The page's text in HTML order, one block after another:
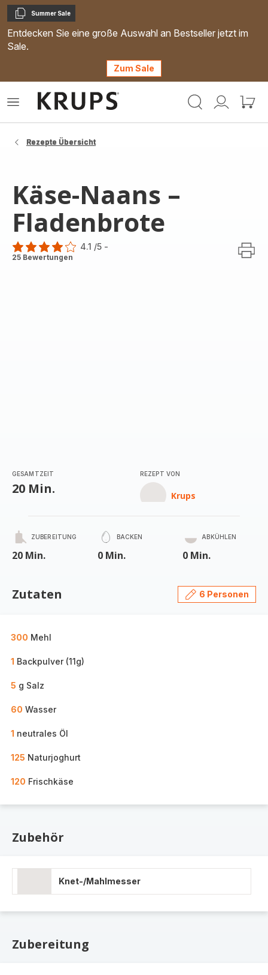
Kopieren
Summer Sale
Entdecken Sie eine große Auswahl an Bestseller jetzt im
Sale.
Zum Sale
Mein
Mein
Das
Rezepte Übersicht
Käse-Naans –
Fladenbrote
ratings.4.1
4.1 /5 -
25 Bewertungen
GESAMTZEIT
20 Min.
REZEPT VON
Krups
ZUBEREITUNG
20 Min.
BACKEN
0 Min.
ABKÜHLEN
0 Min.
Zutaten 6 Personen
300 Mehl
1 Backpulver (11g)
5 g Salz
60 Wasser
1 neutrales Öl
125 Naturjoghurt
120 Frischkäse
Zubehör
Knet-/Mahlmesser
Zubereitung